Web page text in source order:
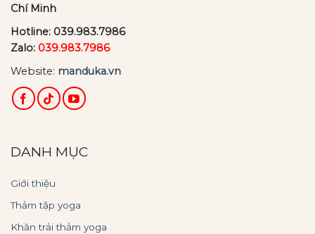
Chí Minh
Hotline: 039.983.7986
Zalo: 039.983.7986
Website: manduka.vn
DANH MỤC
Giới thiệu
Thảm tập yoga
Khăn trải thảm yoga